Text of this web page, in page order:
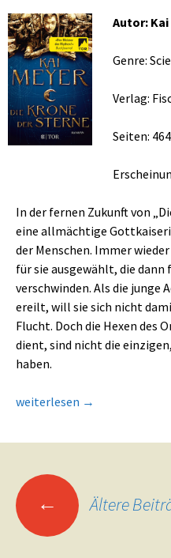
Autor: Kai
Genre:
Verlag:
Seiten: 464
In der fernen Zukunft von
eine allmächtige
der Menschen. Immer
für sie ausgewählt, die
verschwinden. Als die junge
ereilt, will sie sich nicht
Flucht. Doch die Hexen des
dient, sind nicht die
haben.
Die Krone der Sterne
weiterlesen →
← Ältere